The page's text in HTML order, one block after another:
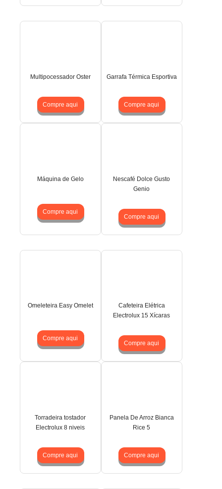
Multipocessador Oster
Compre aqui
Garrafa Térmica Esportiva
Compre aqui
Máquina de Gelo
Compre aqui
Nescafé Dolce Gusto
Genio
Compre aqui
Omeleteira Easy Omelet
Compre aqui
Cafeteira Elétrica
Electrolux 15 Xícaras
Compre aqui
Torradeira tostador
Electrolux 8 niveis
Compre aqui
Panela De Arroz Bianca
Rice 5
Compre aqui